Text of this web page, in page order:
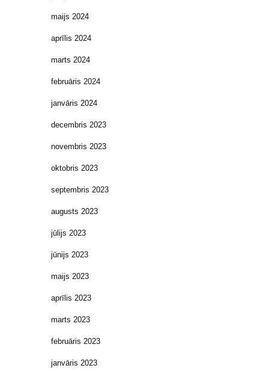
maijs 2024
aprīlis 2024
marts 2024
februāris 2024
janvāris 2024
decembris 2023
novembris 2023
oktobris 2023
septembris 2023
augusts 2023
jūlijs 2023
jūnijs 2023
maijs 2023
aprīlis 2023
marts 2023
februāris 2023
janvāris 2023